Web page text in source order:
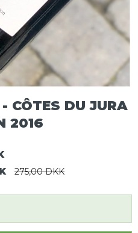
CÔTES DU JURA
2016
275,00 DKK